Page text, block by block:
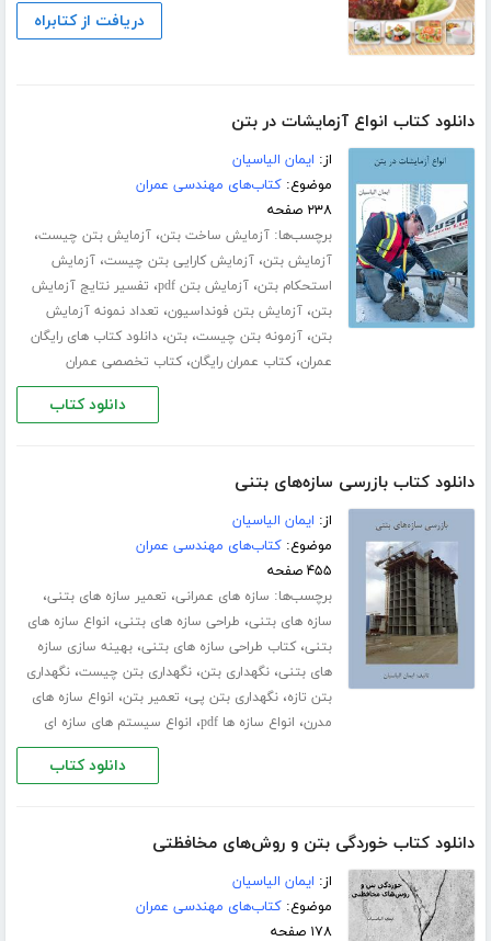
دریافت از کتابراه
دانلود کتاب انواع آزمایشات در بتن
از: ایمان الیاسیان
موضوع:کتاب‌های مهندسی عمران
۲۳۸ صفحه
برچسب‌ها:آزمایش ساخت بتن،آزمایش بتن چیست،
آزمایش بتن،آزمایش کارایی بتن چیست،آزمایش
استحکام بتن،آزمایش بتن pdf ، تفسیر نتایج آزمایش
بتن،آزمایش بتن فونداسیون، تعداد نمونه آزمایش
بتن،آزمونه بتن چیست،بتن،دانلود کتاب های رایگان
عمران،کتاب عمران رایگان،کتاب تخصصی عمران
دانلود کتاب
دانلود کتاب بازرسی سازه‌های بتنی
از: ایمان الیاسیان
موضوع:کتاب‌های مهندسی عمران
۴۵۵ صفحه
برچسب‌ها: سازه های عمرانی، تعمیر سازه های بتنی،
سازه های بتنی، طراحی سازه های بتنی، انواع سازه های
بتنی،کتاب طراحی سازه های بتنی،بهینه سازی سازه
های بتنی،نگهداری بتن،نگهداری بتن چیست،نگهداری
بتن تازه،نگهداری بتن پی، تعمیر بتن، انواع سازه های
مدرن، انواع سازه ها pdf ، انواع سیستم های سازه ای
دانلود کتاب
دانلود کتاب خوردگی بتن و روش‌های مخافظتی
از: ایمان الیاسیان
موضوع:کتاب‌های مهندسی عمران
۱۷۸ صفحه